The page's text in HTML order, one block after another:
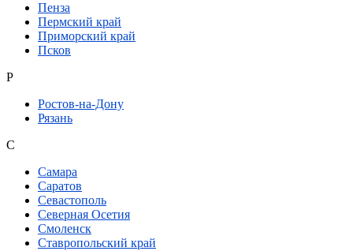
Пенза
Пермский край
Приморский край
Псков
Р
Ростов-на-Дону
Рязань
С
Самара
Саратов
Севастополь
Северная Осетия
Смоленск
Ставропольский край